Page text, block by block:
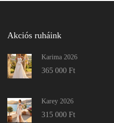
Akciós ruháink
Karima 2026
365 000 Ft
Karey 2026
315 000 Ft